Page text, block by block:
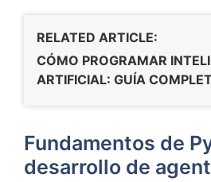
RELATED ARTICLE:
CÓMO PROGRAMAR
ARTIFICIAL: GUÍA
Fundamentos de
desarrollo de